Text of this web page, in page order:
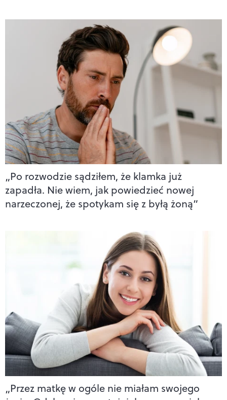
„Po rozwodzie sądziłem, że klamka już
zapadła. Nie wiem, jak powiedzieć nowej
narzeczonej, że spotykam się z byłą żoną”
„Przez matkę w ogóle nie miałam swojego